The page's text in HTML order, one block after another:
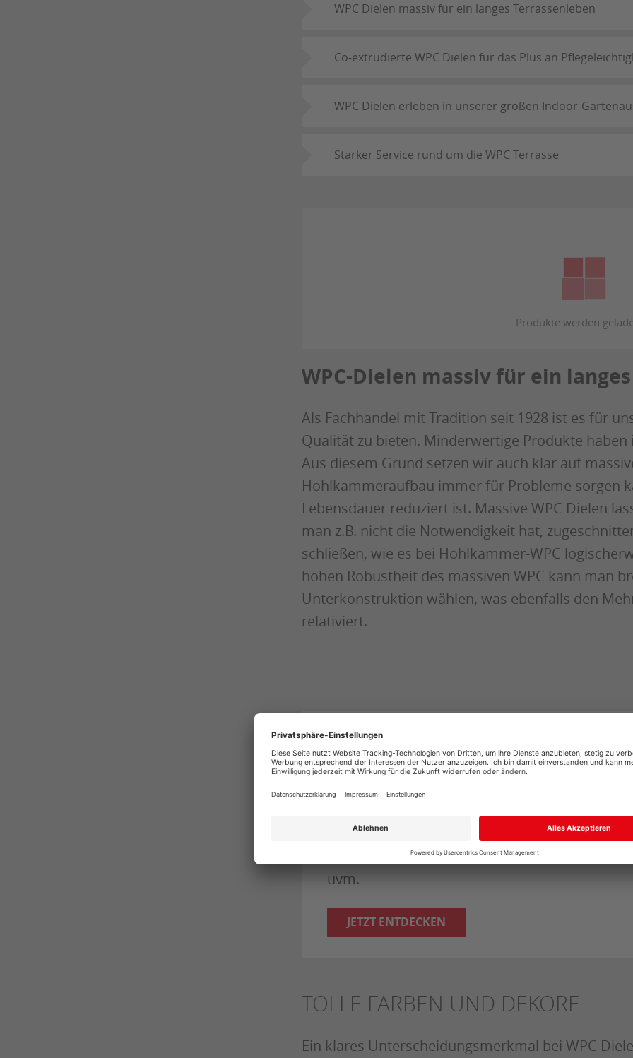
WPC Dielen massiv für ein langes Terrassenleben
Co-extrudierte WPC Dielen für das Plus an
WPC Dielen erleben in unserer großen Indoor-
Starker Service rund um die WPC Terrasse
WPC-Dielen massiv für ein
Als Fachhandel mit Tradition seit 1928 ist es für
Qualität zu bieten. Minderwertige Produkte
Aus diesem Grund setzen wir auch klar auf
Hohlkammeraufbau immer für Probleme sorgen
Lebensdauer reduziert ist. Massive WPC Dielen
man z.B. nicht die Notwendigkeit hat,
schließen, wie es bei Hohlkammer-WPC
hohen Robustheit des massiven WPC kann man
Unterkonstruktion wählen, was ebenfalls den
relativiert.
HOLZ METZGER UNSER
HAUSKATALOG
Entdecken Sie unser umfangreiches
unserem Hauskatalog. Alles rund um
Bauholz, Holz im Garten, Türen,
uvm.
JETZT ENTDECKEN
TOLLE FARBEN UND DEKORE
Ein klares Unterscheidungsmerkmal bei WPC